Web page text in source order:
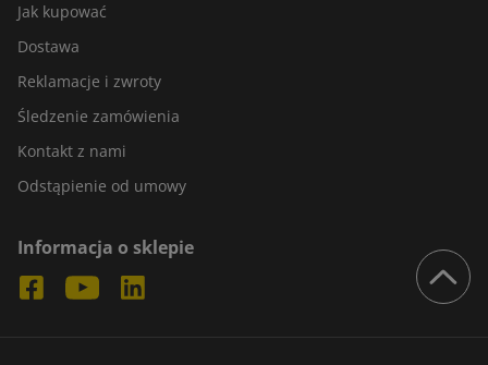
Jak kupować
Dostawa
Reklamacje i zwroty
Śledzenie zamówienia
Kontakt z nami
Odstąpienie od umowy
Informacja o sklepie